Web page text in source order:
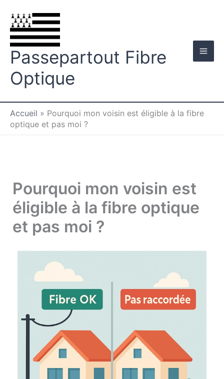
contenu
Passepartout Fibre
Optique
Accueil » Pourquoi mon voisin est éligible à la fibre
optique et pas moi ?
Pourquoi mon voisin est
éligible à la fibre optique
et pas moi ?